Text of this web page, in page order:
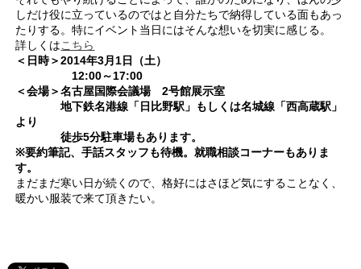
しだけ役に立っているのではと自分たちで納得している面もあっ
たりする。特にイベント当日にはそんな想いを切実に感じる。
詳しくはこちら
＜日時＞2014年3月1日（土）
12:00～17:00
＜会場＞名古屋国際会議場 2号館展示室
地下鉄名港線「日比野駅」もしくは名城線「西高蔵駅」
より
徒歩5分駐車場もあります。
※要約筆記、手話スタッフも待機。就職相談コーナーもありま
す。
まだまだ寒い日が続くので、格好にはさほど気にすることなく、
暖かい服装で来て頂きたい。